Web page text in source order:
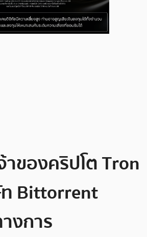
าของคริปโต Tron
Bittorrent
งการ